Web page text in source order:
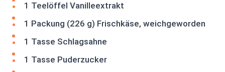
1 Teelöffel Vanilleextrakt
1 Packung (226 g) Frischkäse, weichgeworden
1 Tasse Schlagsahne
1 Tasse Puderzucker